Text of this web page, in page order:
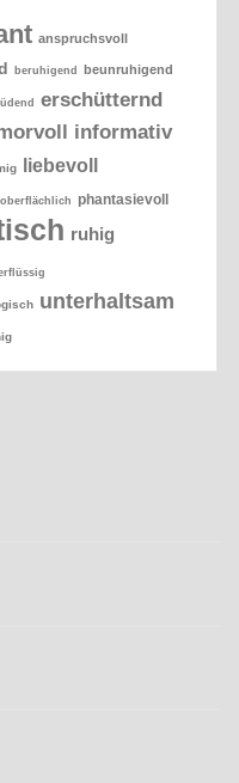
anspruchsvoll
beruhigend beunruhigend
erschütternd
informativ
liebevoll
oberflächlich phantasievoll
ruhig
unterhaltsam